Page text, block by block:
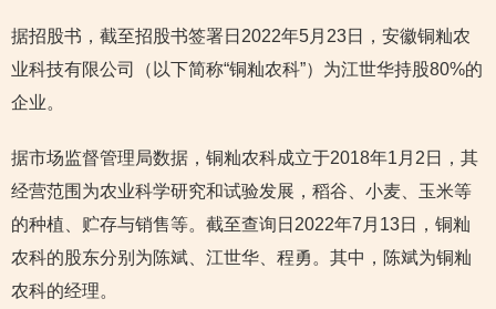
据招股书，截至招股书签署日2022年5月23日，安徽铜籼农
业科技有限公司（以下简称“铜籼农科”）为江世华持股80%的
企业。
据市场监督管理局数据，铜籼农科成立于2018年1月2日，其
经营范围为农业科学研究和试验发展，稻谷、小麦、玉米等
的种植、贮存与销售等。截至查询日2022年7月13日，铜籼
农科的股东分别为陈斌、江世华、程勇。其中，陈斌为铜籼
农科的经理。